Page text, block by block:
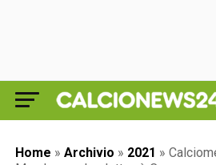
Home » Archivio » 2021 »